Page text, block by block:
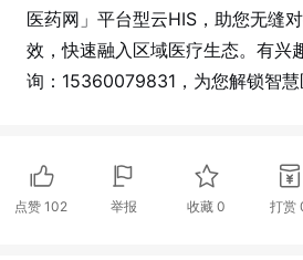
医药网」平台型云HIS，助您无缝
效，快速融入区域医疗生态。有兴
询：15360079831，为您解锁智慧
点赞102 举报 收藏0 打赏